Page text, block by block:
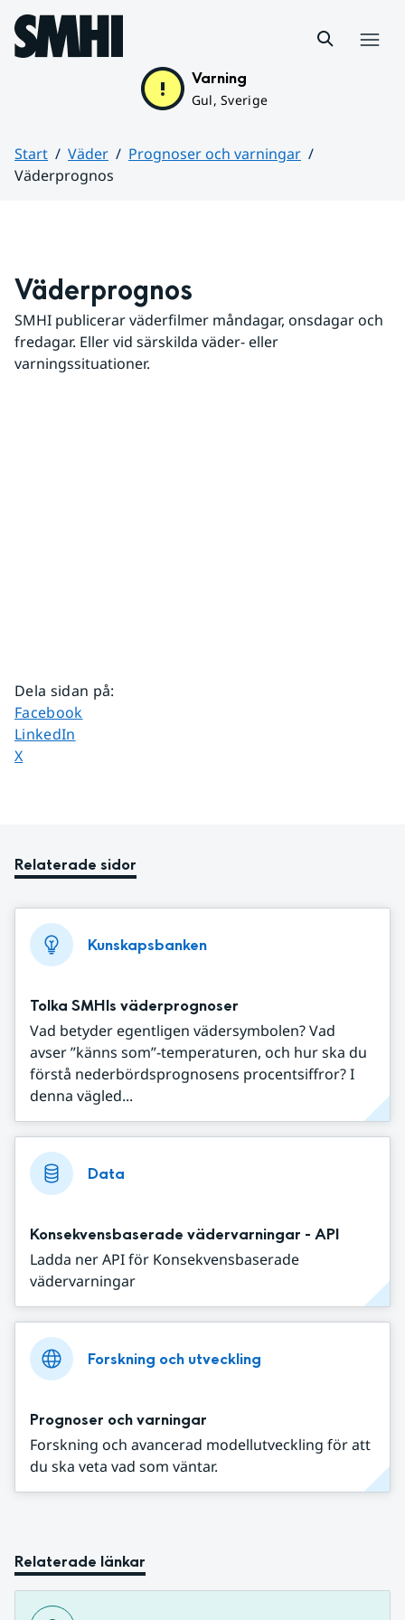
Hoppa till sidans innehåll
Varning
Gul, Sverige
Start Väder
Prognoser och varningar
Väderprognos
Väderprognos
SMHI publicerar väderfilmer måndagar, onsdagar och
fredagar. Eller vid särskilda väder- eller
varningssituationer.
Dela sidan på:
Dela sidan på
Facebook
Dela sidan på
LinkedIn
Dela sidan på
X
Relaterade sidor
Kunskapsbanken
Tolka SMHIs väderprognoser
Vad betyder egentligen vädersymbolen? Vad
avser ”känns som”-temperaturen, och hur ska du
förstå nederbördsprognosens procentsiffror? I
denna vägled...
Data
Konsekvensbaserade vädervarningar - API
Ladda ner API för Konsekvensbaserade
vädervarningar
Forskning och utveckling
Prognoser och varningar
Forskning och avancerad modellutveckling för att
du ska veta vad som väntar.
Relaterade länkar